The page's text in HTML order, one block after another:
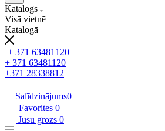
Katalogs
Visā vietnē
Katalogā
+ 371 63481120
+ 371 63481120
+371 28338812
Salīdzinājums0
Favorites 0
Jūsu grozs 0